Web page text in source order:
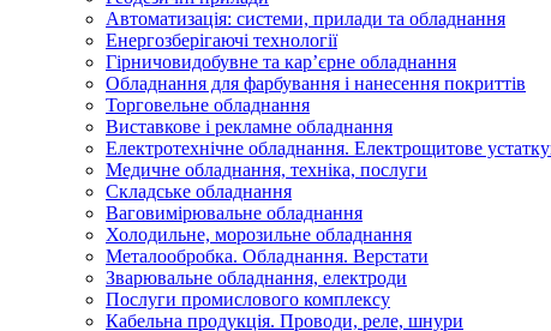
Автоматизація: системи, прилади та обладнання
Енергозберігаючі технології
Гірничовидобувне та кар’єрне обладнання
Обладнання для фарбування і нанесення покриттів
Торговельне обладнання
Виставкове і рекламне обладнання
Електротехнічне обладнання. Електрощитове
Медичне обладнання, техніка, послуги
Складське обладнання
Ваговимірювальне обладнання
Холодильне, морозильне обладнання
Металообробка. Обладнання. Верстати
Зварювальне обладнання, електроди
Послуги промислового комплексу
Кабельна продукція. Проводи, реле, шнури